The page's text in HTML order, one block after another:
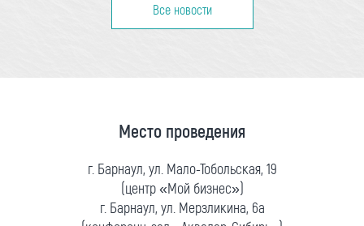
Все новости
Место проведения
г. Барнаул, ул. Мало-Тобольская, 19
(центр «Мой бизнес»)
г. Барнаул, ул. Мерзликина, 6а